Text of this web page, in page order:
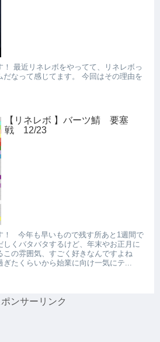
！ 最近リネレボをやってて、リネレボっ
なって感じてます。 今回はその理由を
【リネレボ 】バーツ鯖 要塞
戦 12/23
！ 今年も早いもので残す所あと1週間で
くバタバタするけど、年末やお正月に
この雰囲気、すごく好きなんですよね
ぎたくらいから始業に向け一気にテ...
ポンサーリンク